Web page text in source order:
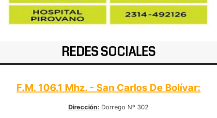
REDES SOCIALES
F.M. 106.1 Mhz. - San Carlos De Bolívar:
Dirección: Dorrego Nº 302